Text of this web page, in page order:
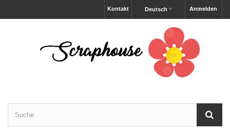
Anmelden
Deutsch
Kontakt